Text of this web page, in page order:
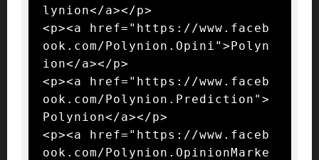
lynion</a></p>
<p><a href="https://www.faceb
ook.com/Polynion.Opini">Polyn
ion</a></p>
<p><a href="https://www.faceb
ook.com/Polynion.Prediction">
Polynion</a></p>
<p><a href="https://www.faceb
ook.com/Polynion.OpinionMarke